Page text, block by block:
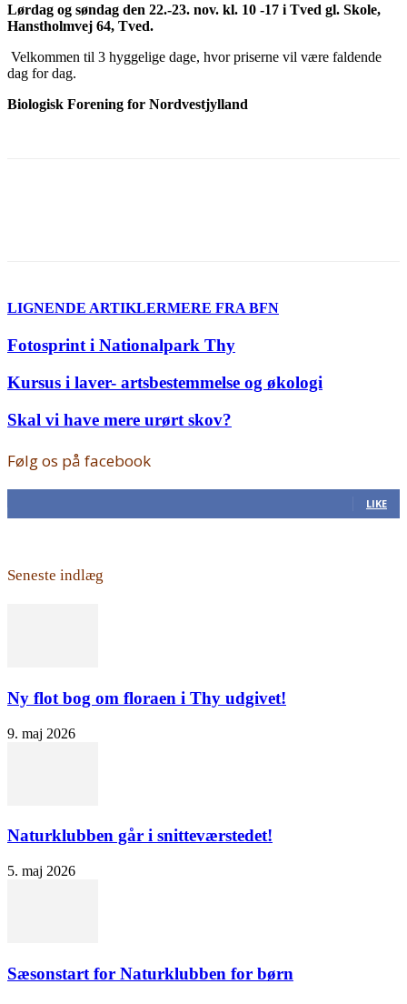
Lørdag og søndag den 22.-23. nov. kl. 10 -17 i Tved gl. Skole,
Hanstholmvej 64, Tved.
Velkommen til 3 hyggelige dage, hvor priserne vil være faldende
dag for dag.
Biologisk Forening for Nordvestjylland
LIGNENDE ARTIKLERMERE FRA BFN
Fotosprint i Nationalpark Thy
Kursus i laver- artsbestemmelse og økologi
Skal vi have mere urørt skov?
Følg os på facebook
LIKE
Seneste indlæg
Ny flot bog om floraen i Thy udgivet!
9. maj 2026
Naturklubben går i snitteværstedet!
5. maj 2026
Sæsonstart for Naturklubben for børn